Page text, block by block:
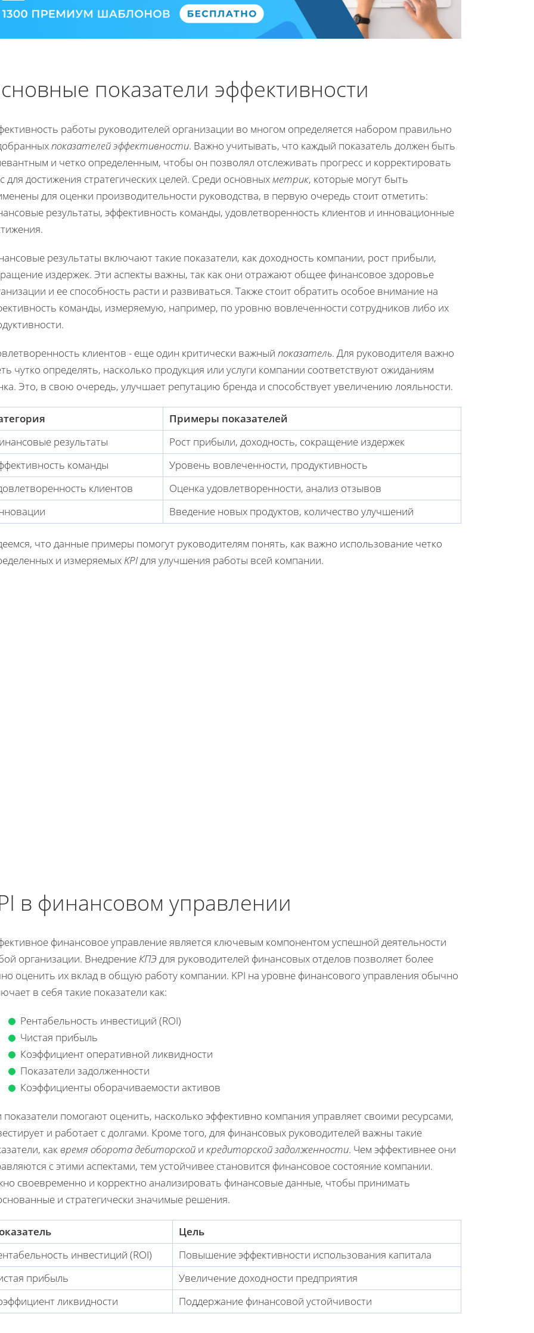
показатели эффективности
работы руководителей организации во многом определяется набором правильно
показателей эффективности. Важно учитывать, что каждый показатель должен быть
и четко определенным, чтобы он позволял отслеживать прогресс и корректировать
для достижения стратегических целей. Среди основныхметрик, которые могут быть
для оценки производительности руководства, в первую очередь стоит отметить:
результаты, эффективность команды, удовлетворенность клиентов и инновационные
результаты включают такие показатели, как доходность компании, рост прибыли,
издержек. Эти аспекты важны, так как они отражают общее финансовое здоровье
и ее способность расти и развиваться. Также стоит обратить особое внимание на
команды, измеряемую, например, по уровню вовлеченности сотрудников либо их
клиентов - еще один критически важный показатель. Для руководителя важно
чутко определять, насколько продукция или услуги компании соответствуют ожиданиям
Это, в свою очередь, улучшает репутацию бренда и способствует увеличению лояльности.
Примеры показателей
результаты
Рост прибыли, доходность, сокращение издержек
команды
Уровень вовлеченности, продуктивность
клиентов
Оценка удовлетворенности, анализ отзывов
Введение новых продуктов, количество улучшений
что данные примеры помогут руководителям понять, как важно использование четко
и измеряемых KPIдля улучшения работы всей компании.
в финансовом управлении
финансовое управление является ключевым компонентом успешной деятельности
организации. Внедрение КПЭдля руководителей финансовых отделов позволяет более
оценить их вклад в общую работу компании. KPI на уровне финансового управления обычно
в себя такие показатели как:
Рентабельность инвестиций (ROI)
Чистая прибыль
Коэффициент оперативной ликвидности
Показатели задолженности
Коэффициенты оборачиваемости активов
показатели помогают оценить, насколько эффективно компания управляет своими ресурсами,
и работает с долгами. Кроме того, для финансовых руководителей важны такие
как время оборота дебиторской и кредиторской задолженности. Чем эффективнее они
с этими аспектами, тем устойчивее становится финансовое состояние компании.
своевременно и корректно анализировать финансовые данные, чтобы принимать
и стратегически значимые решения.
Цель
инвестиций (ROI)
Повышение эффективности использования капитала
прибыль
Увеличение доходности предприятия
ликвидности
Поддержание финансовой устойчивости